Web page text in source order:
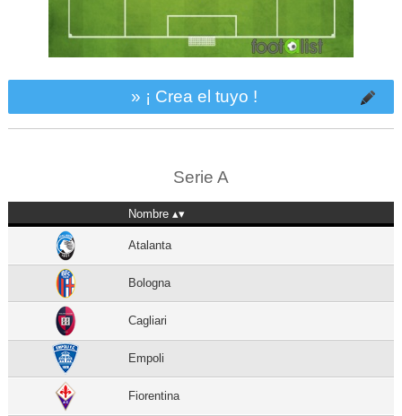
» ¡ Crea el tuyo !
Serie A
Nombre
Atalanta
Bologna
Cagliari
Empoli
Fiorentina